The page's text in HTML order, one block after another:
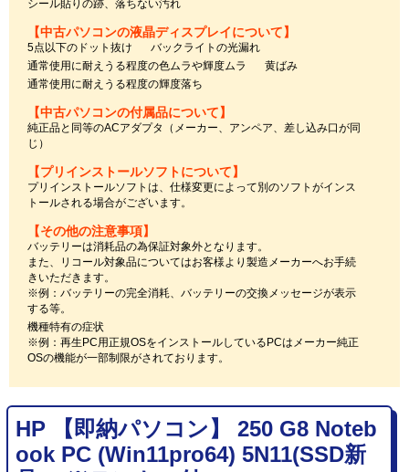
シール貼りの跡、落ちない汚れ
【中古パソコンの液晶ディスプレイについて】
5点以下のドット抜け
バックライトの光漏れ
通常使用に耐えうる程度の色ムラや輝度ムラ
黄ばみ
通常使用に耐えうる程度の輝度落ち
【中古パソコンの付属品について】
純正品と同等のACアダプタ（メーカー、アンペア、差し込み口が同
じ）
【プリインストールソフトについて】
プリインストールソフトは、仕様変更によって別のソフトがインス
トールされる場合がございます。
【その他の注意事項】
バッテリーは消耗品の為保証対象外となります。
また、リコール対象品についてはお客様より製造メーカーへお手続
きいただきます。
※例：バッテリーの完全消耗、バッテリーの交換メッセージが表示
する等。
機種特有の症状
※例：再生PC用正規OSをインストールしているPCはメーカー純正
OSの機能が一部制限がされております。
HP 【即納パソコン】 250 G8 Noteb
ook PC (Win11pro64) 5N11(SSD新